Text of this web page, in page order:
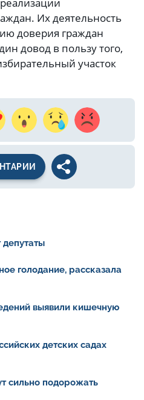
Их деятельность
доверия граждан
довод в пользу того,
участок
голодание, рассказала
выявили кишечную
детских садах
сильно подорожать